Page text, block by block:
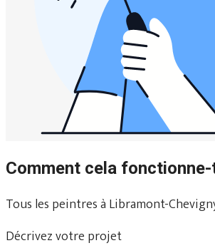
Comment cela
Tous les peintres à Libramont-
Décrivez votre projet